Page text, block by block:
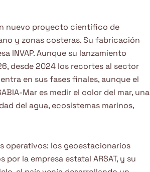
nuevo proyecto científico de
y zonas costeras. Su fabricación
INVAP. Aunque su lanzamiento
desde 2024 los recortes al sector
en sus fases finales, aunque el
Mar es medir el color del mar, una
del agua, ecosistemas marinos,
operativos: los geoestacionarios
la empresa estatal ARSAT, y su